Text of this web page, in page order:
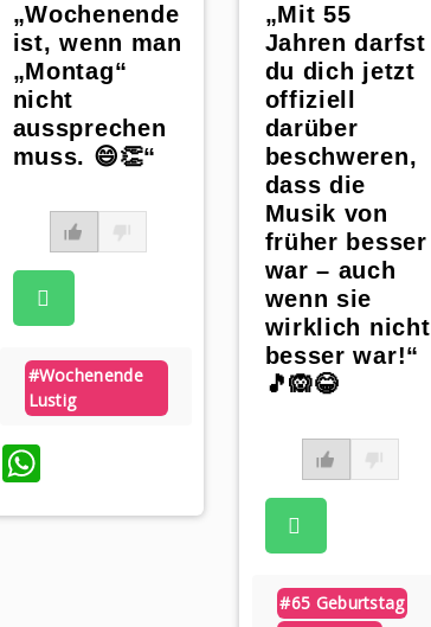
„Wochenende
ist, wenn man
„Montag“
nicht
aussprechen
muss. 😄👏“
#wochenende
Lustig
WhatsApp
„Mit 55
Jahren darfst
du dich jetzt
offiziell
darüber
beschweren,
dass die
Musik von
früher besser
war – auch
wenn sie
wirklich nicht
besser war!“
🎵🙉😂
#65 Geburtstag